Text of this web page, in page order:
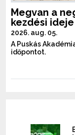
Megvan a
kezdési ideje
2026. aug. 05.
A Puskás
időpontot.